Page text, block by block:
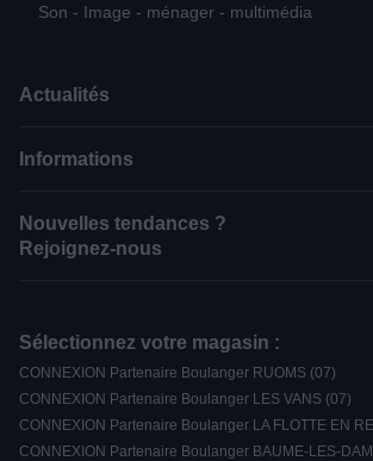
Son - Image - ménager - multimédia
Actualités
Informations
Nouvelles tendances ?
Rejoignez-nous
Sélectionnez votre magasin :
CONNEXION Partenaire Boulanger RUOMS (07)
CONNEXION Partenaire Boulanger LES VANS (07)
CONNEXION Partenaire Boulanger LA FLOTTE EN
CONNEXION Partenaire Boulanger BAUME-LES-